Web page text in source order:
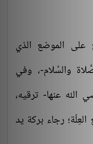
الموضع الذي
والسَّلام-، وفي
عنها- ترقيه،
رجاء بركة يد